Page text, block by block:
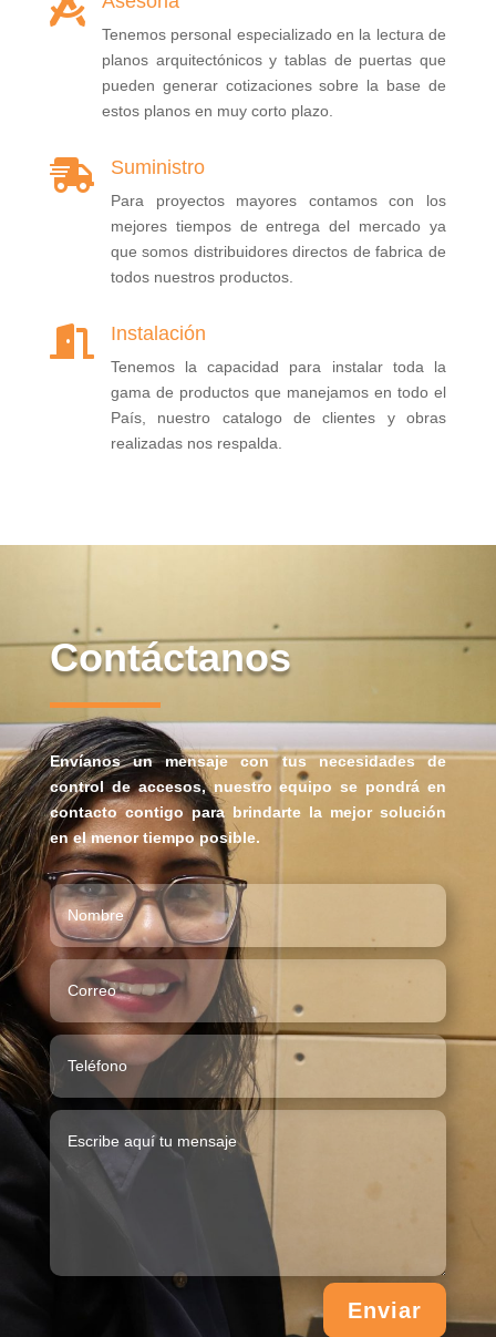

Tenemos personal especializado en la lectura de
planos arquitectónicos y tablas de puertas que
pueden generar cotizaciones sobre la base de
estos planos en muy corto plazo.
 Suministro
Para proyectos mayores contamos con los
mejores tiempos de entrega del mercado ya
que somos distribuidores directos de fabrica de
todos nuestros productos.
 Instalación
Tenemos la capacidad para instalar toda la
gama de productos que manejamos en todo el
País, nuestro catalogo de clientes y obras
realizadas nos respalda.
Contáctanos
Envíanos un mensaje con tus necesidades de
control de accesos, nuestro equipo se pondrá en
contacto contigo para brindarte la mejor solución
en el menor tiempo posible.
Enviar